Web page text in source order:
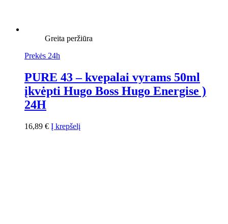
Greita peržiūra
Prekės 24h
PURE 43 – kvepalai vyrams 50ml
įkvėpti Hugo Boss Hugo Energise )
24H
16,89 € Į krepšelį